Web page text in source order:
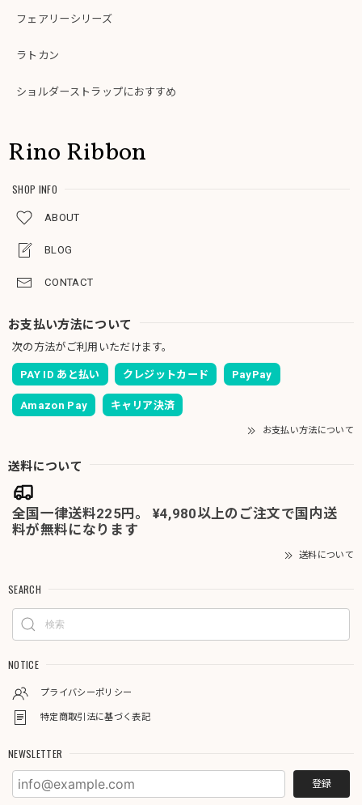
フェアリーシリーズ
ラトカン
ショルダーストラップにおすすめ
Rino Ribbon
SHOP INFO
ABOUT
BLOG
CONTACT
お支払い方法について
次の方法がご利用いただけます。
PAY ID あと払い クレジットカード PayPay
Amazon Pay キャリア決済
お支払い方法について
送料について
全国一律送料225円。 ¥4,980以上のご注文で国内送
料が無料になります
送料について
SEARCH
NOTICE
プライバシーポリシー
特定商取引法に基づく表記
NEWSLETTER
登録